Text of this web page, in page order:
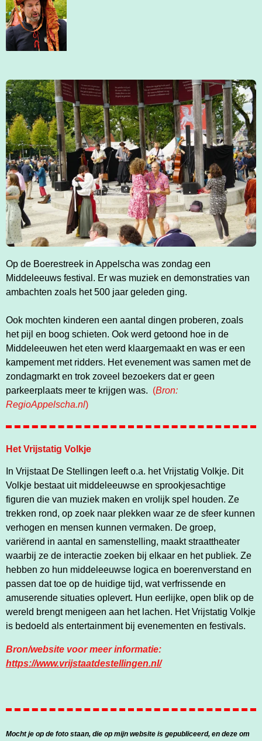
Op de Boerestreek in Appelscha was zondag een
Middeleeuws festival. Er was muziek en demonstraties van
ambachten zoals het 500 jaar geleden ging.
Ook mochten kinderen een aantal dingen proberen, zoals
het pijl en boog schieten. Ook werd getoond hoe in de
Middeleeuwen het eten werd klaargemaakt en was er een
kampement met ridders. Het evenement was samen met de
zondagmarkt en trok zoveel bezoekers dat er geen
parkeerplaats meer te krijgen was. (Bron:
RegioAppelscha.nl)
Het Vrijstatig Volkje
In Vrijstaat De Stellingen leeft o.a. het Vrijstatig Volkje. Dit
Volkje bestaat uit middeleeuwse en sprookjesachtige
figuren die van muziek maken en vrolijk spel houden. Ze
trekken rond, op zoek naar plekken waar ze de sfeer kunnen
verhogen en mensen kunnen vermaken. De groep,
variërend in aantal en samenstelling, maakt straattheater
waarbij ze de interactie zoeken bij elkaar en het publiek. Ze
hebben zo hun middeleeuwse logica en boerenverstand en
passen dat toe op de huidige tijd, wat verfrissende en
amuserende situaties oplevert. Hun eerlijke, open blik op de
wereld brengt menigeen aan het lachen. Het Vrijstatig Volkje
is bedoeld als entertainment bij evenementen en festivals.
Bron/website voor meer informatie:
https://www.vrijstaatdestellingen.nl/
Mocht je op de foto staan, die op mijn website is gepubliceerd, en deze om